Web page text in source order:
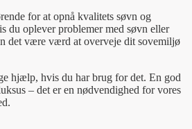
for at opnå kvalitets søvn og
du oplever problemer med søvn eller
det være værd at overveje dit sovemiljø
hjælp, hvis du har brug for det. En god
– det er en nødvendighed for vores